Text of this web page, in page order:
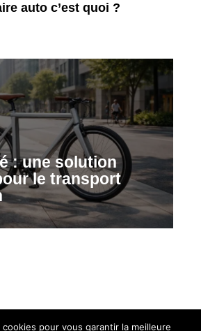
auto c’est quoi ?
: une solution
le transport
pour vous garantir la meilleure